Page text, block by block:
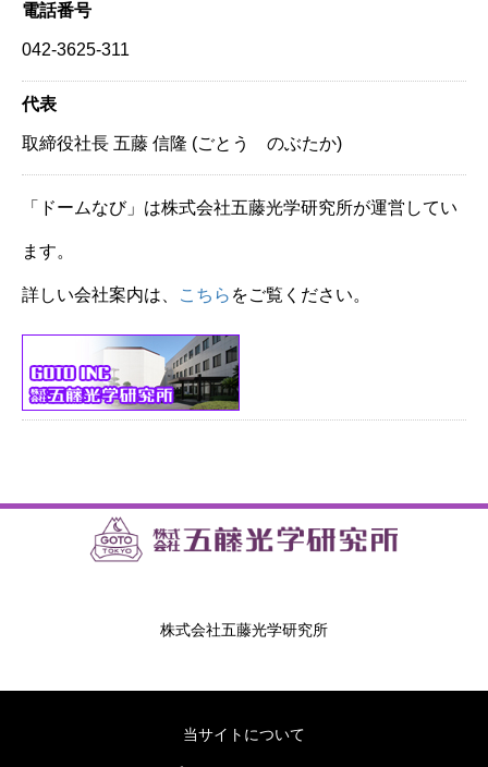
電話番号
042-3625-311
代表
取締役社長 五藤 信隆 (ごとう のぶたか)
「ドームなび」は株式会社五藤光学研究所が運営してい
ます。
詳しい会社案内は、 こちら をご覧ください。
株式会社五藤光学研究所
当サイトについて